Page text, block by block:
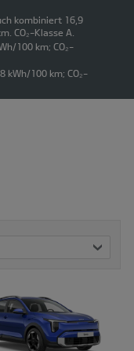
kombiniert 16,9
CO₂-Klasse A.
100 km; CO₂-
kWh/100 km; CO₂-